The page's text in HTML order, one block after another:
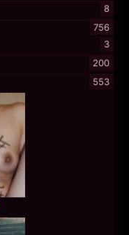
8
756
3
200
553